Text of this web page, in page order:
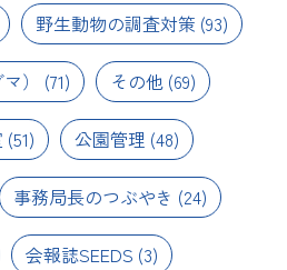
野生動物の調査対策 (93)
） (71) その他 (69)
(51) 公園管理 (48)
事務局長のつぶやき (24)
会報誌SEEDS (3)